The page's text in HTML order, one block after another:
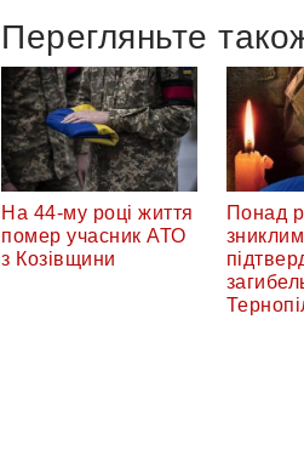
Перегляньте
На 44-му році життя
помер учасник АТО
з Козівщини
Понад